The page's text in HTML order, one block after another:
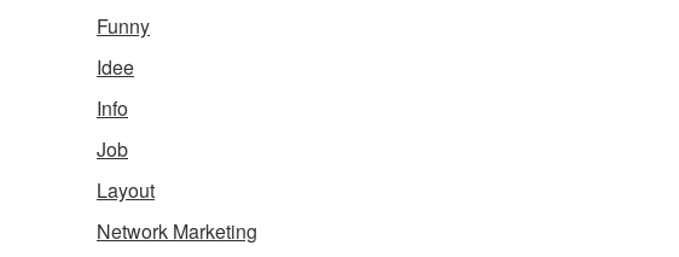
Funny
Idee
Info
Job
Layout
Network Marketing